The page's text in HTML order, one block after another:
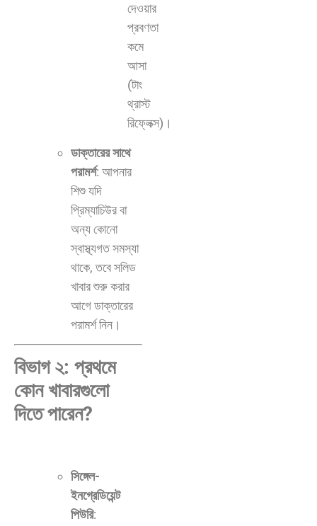
দেওয়ার
প্রবণতা
কমে
আসা
(টাং
থ্রাস্ট
রিফ্লেক্স)।
ডাক্তারের সাথে
পরামর্শ: আপনার
শিশু যদি
প্রিম্যাচিউর বা
অন্য কোনো
স্বাস্থ্যগত সমস্যা
থাকে, তবে সলিড
খাবার শুরু করার
আগে ডাক্তারের
পরামর্শ নিন।
বিভাগ ২: প্রথমে
কোন খাবারগুলো
দিতে পারেন?
সিঙ্গেল-
ইনগ্রেডিয়েন্ট
পিউরি: